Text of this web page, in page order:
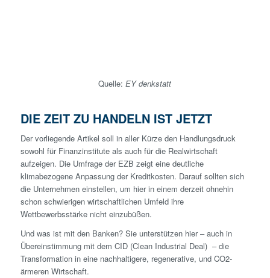
Quelle:EY denkstatt
DIE ZEIT ZU HANDELN IST JETZT
Der vorliegende Artikel soll in aller Kürze den Handlungsdruck
sowohl für Finanzinstitute als auch für die Realwirtschaft
aufzeigen. Die Umfrage der EZB zeigt eine deutliche
klimabezogene Anpassung der Kreditkosten. Darauf sollten sich
die Unternehmen einstellen, um hier in einem derzeit ohnehin
schon schwierigen wirtschaftlichen Umfeld ihre
Wettbewerbsstärke nicht einzubüßen.
Und was ist mit den Banken? Sie unterstützen hier – auch in
Übereinstimmung mit dem CID (Clean Industrial Deal) – die
Transformation in eine nachhaltigere, regenerative, und CO2-
ärmeren Wirtschaft.